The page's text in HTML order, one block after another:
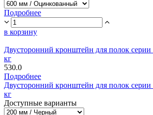
Подробнее
в корзину
Двусторонний кронштейн для полок
кг
530.0
Подробнее
Двусторонний кронштейн для полок
кг
Доступные варианты